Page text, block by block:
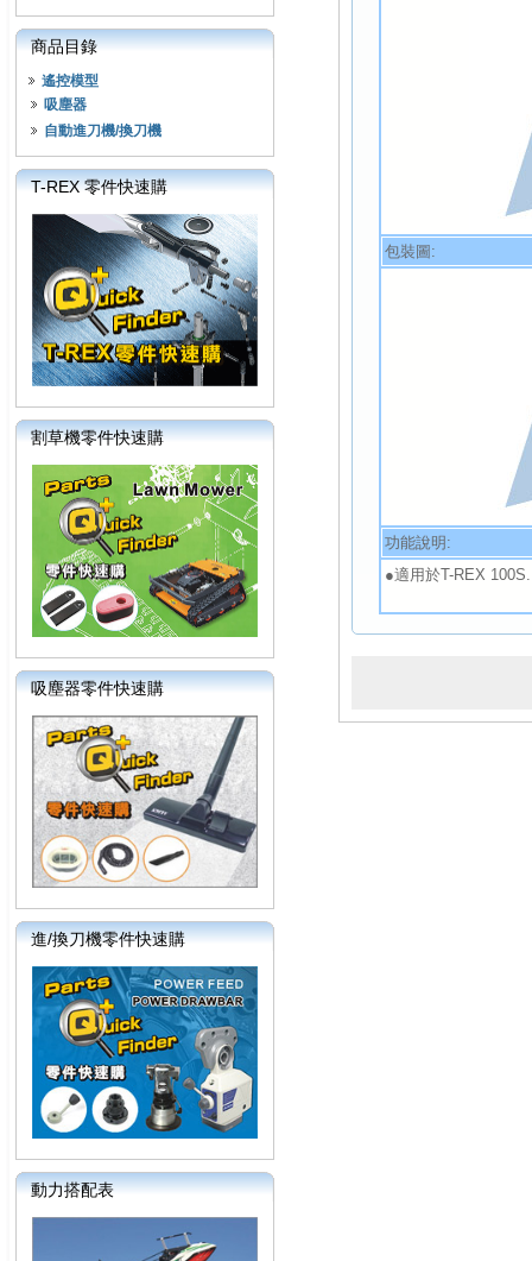
商品目錄
遙控模型
吸塵器
自動進刀機/換刀機
T-REX 零件快速購
割草機零件快速購
吸塵器零件快速購
進/換刀機零件快速購
動力搭配表
包裝圖:
功能說明:
●適用於T-REX 100S.